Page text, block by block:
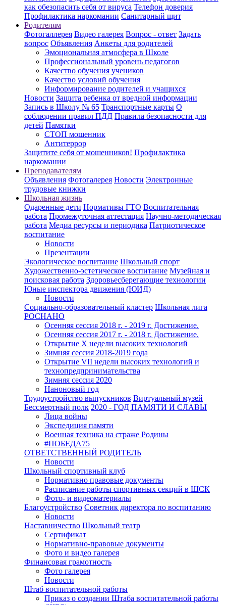
как обезопасить себя от вируса Телефон доверия
Профилактика наркомании Санитарный щит
Родителям
Фотогаллерея Видео галерея Вопрос - ответ Задать
вопрос Объявления Анкеты для родителей
Эмоциональная атмосфера в Школе
Профессиональный уровень педагогов
Качество обучения учеников
Качество условий обучения
Информирование родителей и учащихся
Новости Защита ребенка от вредной информации
Запись в Школу № 65 Транспортные карты О
соблюдении правил ПДД Правила безопасности для
детей Памятки
СТОП мошенник
Антитеррор
Защитите себя от мошенников! Профилактика
наркомании
Преподавателям
Объявления Фотогалерея Новости Электронные
трудовые книжки
Школьная жизнь
Одаренные дети Нормативы ГТО Воспитательная
работа Промежуточная аттестация Научно-методическая
работа Медиа ресурсы и периодика Патриотическое
воспитание
Новости
Презентации
Экологическое воспитание Школьный спорт
Художественно-эстетическое воспитание Музейная и
поисковая работа Здоровьесберегающие технологии
Юные инспектора движения (ЮИД)
Новости
Социально-образовательный кластер Школьная лига
РОСНАНО
Осенняя сессия 2018 г. - 2019 г. Достижение.
Осенняя сессия 2017 г. - 2018 г. Достижение.
Открытие X недели высоких технологий
Зимняя сессия 2018-2019 года
Открытие VII недели высоких технологий и
технопредпринимательства
Зимняя сессия 2020
Наноновый год
Трудоустройство выпускников Виртуальный музей
Бессмертный полк 2020 - ГОД ПАМЯТИ И СЛАВЫ
Лица войны
Экспедиция памяти
Военная техника на страже Родины
#ПОБЕДА75
ОТВЕТСТВЕННЫЙ РОДИТЕЛЬ
Новости
Школьный спортивный клуб
Нормативно правовые документы
Расписание работы спортивных секций в ШСК
Фото- и видеоматериалы
Благоустройство Советник директора по воспитанию
Новости
Наставничество Школьный театр
Сертификат
Нормативно-правовые документы
Фото и видео галерея
Финансовая грамотность
Фото галерея
Новости
Штаб воспитательной работы
Приказ о создании Штаба воспитательной работы